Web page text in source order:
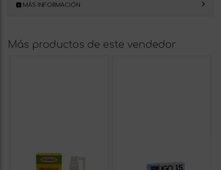
MÁS INFORMACIÓN
Más productos de este vendedor